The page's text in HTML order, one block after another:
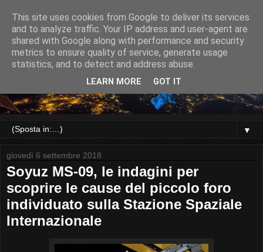
▼
giovedì 6 settembre 2018
Soyuz MS-09, le indagini per
scoprire le cause del piccolo foro
individuato sulla Stazione Spaziale
Internazionale
This site uses cookies from Google to deliver its services
and to analyze traffic. Your IP address and user-agent are
shared with Google along with performance and security
metrics to ensure quality of service, generate usage
statistics, and to detect and address abuse.
LEARN MORE GOT IT